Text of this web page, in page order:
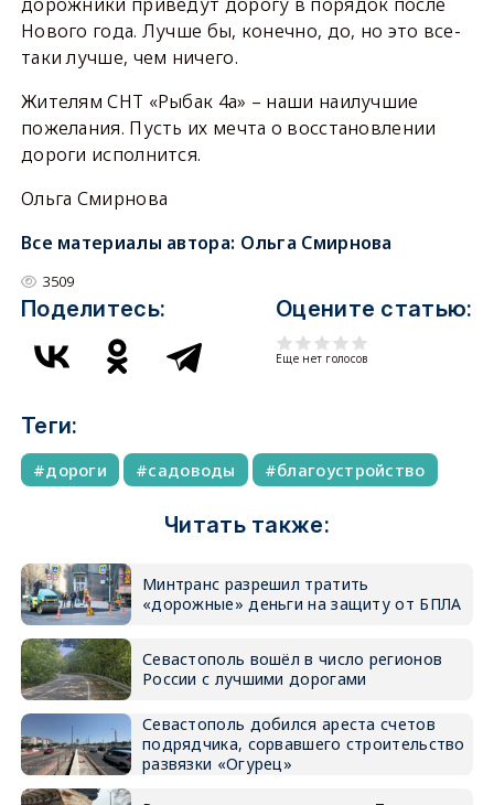
Нового года. Лучше бы, конечно, до, но это все-
таки лучше, чем ничего.
Жителям СНТ «Рыбак 4а» – наши наилучшие
пожелания. Пусть их мечта о восстановлении
дороги исполнится.
Ольга Смирнова
Все материалы автора: Ольга Смирнова
3509
Поделитесь: Оцените статью:
Еще нет голосов
Теги:
дороги садоводы благоустройство
Читать также:
Минтранс разрешил тратить
«дорожные» деньги на защиту от БПЛА
Севастополь вошёл в число регионов
России с лучшими дорогами
Севастополь добился ареста счетов
подрядчика, сорвавшего строительство
развязки «Огурец»